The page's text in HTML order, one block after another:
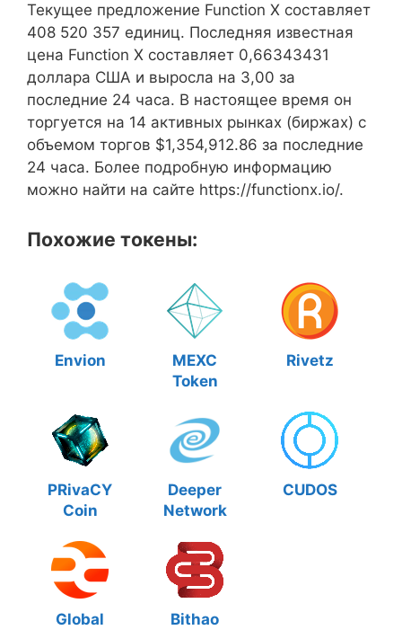
Текущее предложение Function X составляет
408 520 357 единиц. Последняя известная
цена Function X составляет 0,66343431
доллара США и выросла на 3,00 за
последние 24 часа. В настоящее время он
торгуется на 14 активных рынках (биржах) с
объемом торгов $1,354,912.86 за последние
24 часа. Более подробную информацию
можно найти на сайте https://functionx.io/.
Похожие токены:
Envion
MEXC
Token
Rivetz
PRivaCY
Coin
Deeper
Network
CUDOS
Global
Bithao